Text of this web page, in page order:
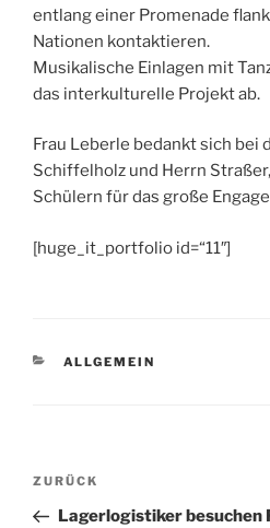
entlang einer Promenade
Nationen kontaktieren.
Musikalische Einlagen mit
das interkulturelle Projekt ab.
Frau Leberle bedankt sich bei
Schiffelholz und Herrn
Schülern für das große
[huge_it_portfolio id=“11″]
KATEGORIEN
ALLGEMEIN
Beitragsnavigation
Vorheriger
Beitrag
ZURÜCK
Lagerlogistiker besuchen